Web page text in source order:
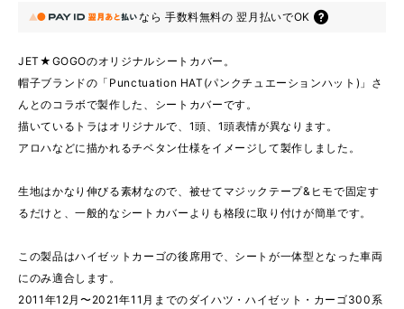
なら 手数料無料の 翌月払いでOK
JET★GOGOのオリジナルシートカバー。
帽子ブランドの「Punctuation HAT(パンクチュエーションハット)」さ
んとのコラボで製作した、シートカバーです。
描いているトラはオリジナルで、1頭、1頭表情が異なります。
アロハなどに描かれるチベタン仕様をイメージして製作しました。
生地はかなり伸びる素材なので、被せてマジックテープ&ヒモで固定す
るだけと、一般的なシートカバーよりも格段に取り付けが簡単です。
この製品はハイゼットカーゴの後席用で、シートが一体型となった車両
にのみ適合します。
2011年12月〜2021年11月までのダイハツ・ハイゼット・カーゴ300系